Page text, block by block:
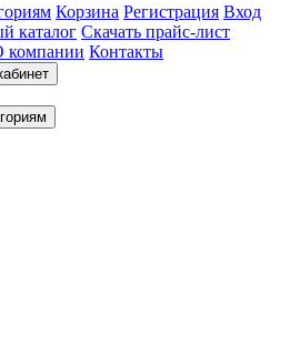
Корзина Регистрация Вход
каталог Скачать прайс-лист
компании Контакты